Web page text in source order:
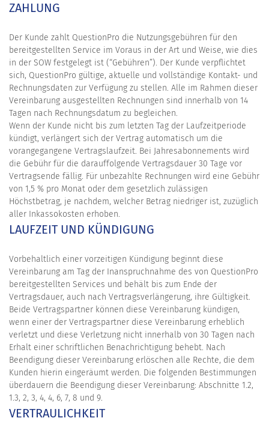
ZAHLUNG
Der Kunde zahlt QuestionPro die Nutzungsgebühren für den
bereitgestellten Service im Voraus in der Art und Weise, wie dies
in der SOW festgelegt ist (“Gebühren”). Der Kunde verpflichtet
sich, QuestionPro gültige, aktuelle und vollständige Kontakt- und
Rechnungsdaten zur Verfügung zu stellen. Alle im Rahmen dieser
Vereinbarung ausgestellten Rechnungen sind innerhalb von 14
Tagen nach Rechnungsdatum zu begleichen.
Wenn der Kunde nicht bis zum letzten Tag der Laufzeitperiode
kündigt, verlängert sich der Vertrag automatisch um die
vorangegangene Vertragslaufzeit. Bei Jahresabonnements wird
die Gebühr für die darauffolgende Vertragsdauer 30 Tage vor
Vertragsende fällig. Für unbezahlte Rechnungen wird eine Gebühr
von 1,5 % pro Monat oder dem gesetzlich zulässigen
Höchstbetrag, je nachdem, welcher Betrag niedriger ist, zuzüglich
aller Inkassokosten erhoben.
LAUFZEIT UND KÜNDIGUNG
Vorbehaltlich einer vorzeitigen Kündigung beginnt diese
Vereinbarung am Tag der Inanspruchnahme des von QuestionPro
bereitgestellten Services und behält bis zum Ende der
Vertragsdauer, auch nach Vertragsverlängerung, ihre Gültigkeit.
Beide Vertragspartner können diese Vereinbarung kündigen,
wenn einer der Vertragspartner diese Vereinbarung erheblich
verletzt und diese Verletzung nicht innerhalb von 30 Tagen nach
Erhalt einer schriftlichen Benachrichtigung behebt. Nach
Beendigung dieser Vereinbarung erlöschen alle Rechte, die dem
Kunden hierin eingeräumt werden. Die folgenden Bestimmungen
überdauern die Beendigung dieser Vereinbarung: Abschnitte 1.2,
1.3, 2, 3, 4, 4, 6, 7, 8 und 9.
VERTRAULICHKEIT